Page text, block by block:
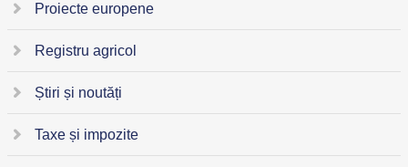
Proiecte europene
Registru agricol
Știri și noutăți
Taxe și impozite